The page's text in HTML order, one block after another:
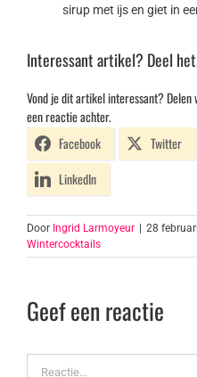
sirup met ijs en giet in
Interessant artikel? Deel
Vond je dit artikel interessant?
een reactie achter.
Facebook
Twitter
LinkedIn
Door Ingrid Larmoyeur 28
Wintercocktails
Geef een reactie